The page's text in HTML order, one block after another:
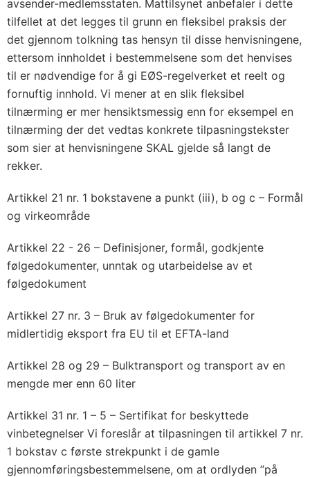
avsender-medlemsstaten. Mattilsynet anbefaler i dette
tilfellet at det legges til grunn en fleksibel praksis der
det gjennom tolkning tas hensyn til disse henvisningene,
ettersom innholdet i bestemmelsene som det henvises
til er nødvendige for å gi EØS-regelverket et reelt og
fornuftig innhold. Vi mener at en slik fleksibel
tilnærming er mer hensiktsmessig enn for eksempel en
tilnærming der det vedtas konkrete tilpasningstekster
som sier at henvisningene SKAL gjelde så langt de
rekker.
Artikkel 21 nr. 1 bokstavene a punkt (iii), b og c – Formål
og virkeområde
Artikkel 22 - 26 – Definisjoner, formål, godkjente
følgedokumenter, unntak og utarbeidelse av et
følgedokument
Artikkel 27 nr. 3 – Bruk av følgedokumenter for
midlertidig eksport fra EU til et EFTA-land
Artikkel 28 og 29 – Bulktransport og transport av en
mengde mer enn 60 liter
Artikkel 31 nr. 1 – 5 – Sertifikat for beskyttede
vinbetegnelser Vi foreslår at tilpasningen til artikkel 7 nr.
1 bokstav c første strekpunkt i de gamle
gjennomføringsbestemmelsene, om at ordlyden ”på